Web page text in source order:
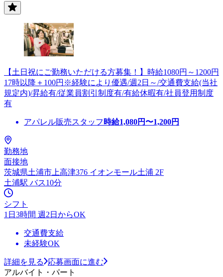
【土日祝にご勤務いただける方募集！】時給1080円～1200円
17時以降＋100円※経験により優遇/週2日～/交通費支給(当社
規定内)/昇給有/従業員割引制度有/有給休暇有/社員登用制度
有
アパレル販売スタッフ 時給1,080円〜1,200円
勤務地
面接地
茨城県土浦市上高津376 イオンモール土浦 2F
土浦駅 バス10分
シフト
1日3時間 週2日からOK
交通費支給
未経験OK
詳細を見る
応募画面に進む
アルバイト・パート